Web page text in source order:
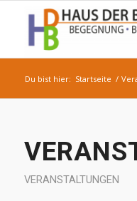
Du bist hier: Startseite /
VERANSTALTUNGEN